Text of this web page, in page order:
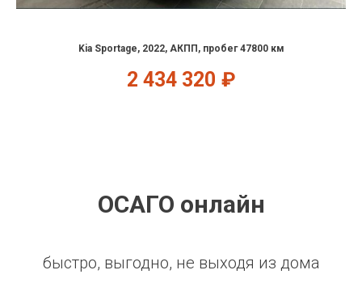
Kia Sportage, 2022, АКПП, пробег 47800 км
2 434 320 ₽
ОСАГО онлайн
быстро, выгодно, не выходя из дома